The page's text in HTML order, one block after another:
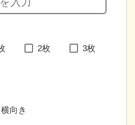
2枚 3枚
横向き